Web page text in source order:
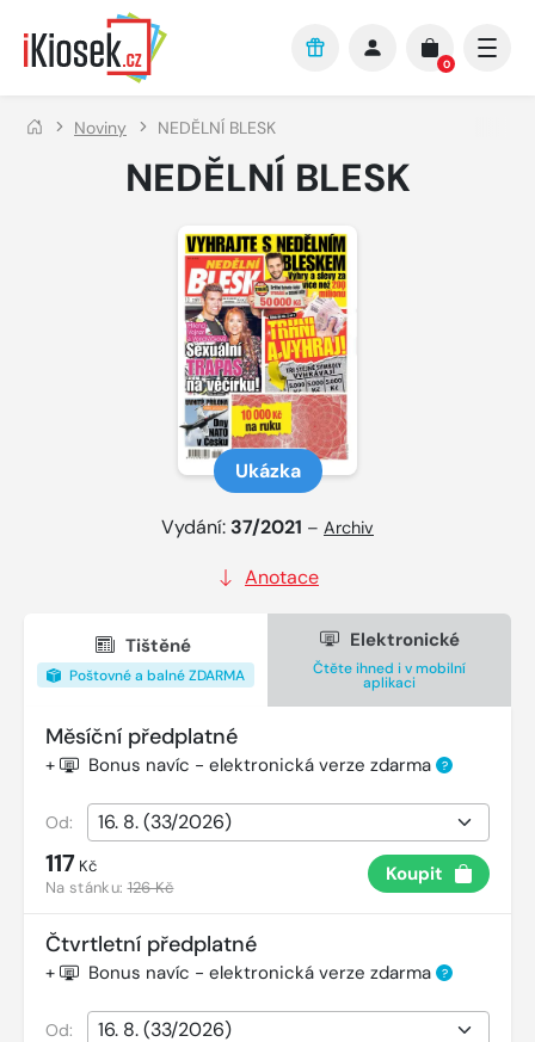
Přejít na hlavní obsah
0
Noviny NEDĚLNÍ BLESK
NEDĚLNÍ BLESK
Ukázka
Vydání: 37/2021 – Archiv
Anotace
Tištěné
Poštovné a balné ZDARMA
Elektronické
Čtěte ihned i v mobilní
aplikaci
Měsíční předplatné
+ Bonus navíc - elektronická verze zdarma ?
Od:
117 Kč
Na stánku:126 Kč
Koupit
Čtvrtletní předplatné
+ Bonus navíc - elektronická verze zdarma ?
Od: